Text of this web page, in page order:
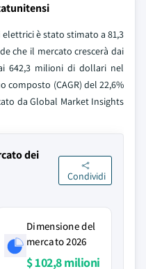
è stato stimato a 81,3
che il mercato crescerà dai
642,3 milioni di dollari nel
composto (CAGR) del 22,6%
da Global Market Insights
dei
Condividi
Dimensione del
mercato 2026
$ 102,8 milioni